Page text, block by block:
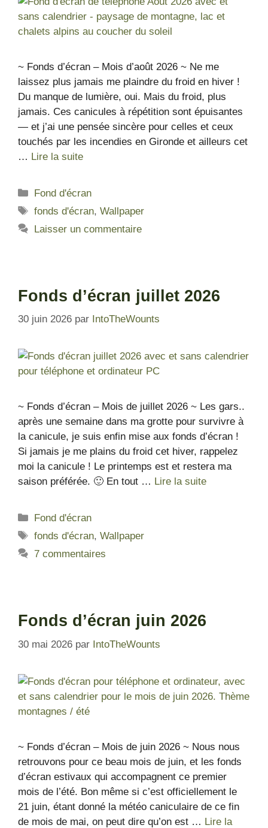
~ Fonds d’écran – Mois d’août 2026 ~ Ne me
laissez plus jamais me plaindre du froid en hiver !
Du manque de lumière, oui. Mais du froid, plus
jamais. Ces canicules à répétition sont épuisantes
— et j’ai une pensée sincère pour celles et ceux
touchés par les incendies en Gironde et ailleurs cet
… Lire la suite
Fond d'écran
fonds d'écran,Wallpaper
Laisser un commentaire
Fonds d’écran juillet 2026
30 juin 2026 par IntoTheWounts
~ Fonds d’écran – Mois de juillet 2026 ~ Les gars..
après une semaine dans ma grotte pour survivre à
la canicule, je suis enfin mise aux fonds d’écran !
Si jamais je me plains du froid cet hiver, rappelez
moi la canicule ! Le printemps est et restera ma
saison préférée. 🙂 En tout … Lire la suite
Fond d'écran
fonds d'écran,Wallpaper
7 commentaires
Fonds d’écran juin 2026
30 mai 2026 par IntoTheWounts
~ Fonds d’écran – Mois de juin 2026 ~ Nous nous
retrouvons pour ce beau mois de juin, et les fonds
d’écran estivaux qui accompagnent ce premier
mois de l’été. Bon même si c’est officiellement le
21 juin, étant donné la météo caniculaire de ce fin
de mois de mai, on peut dire qu’on est … Lire la